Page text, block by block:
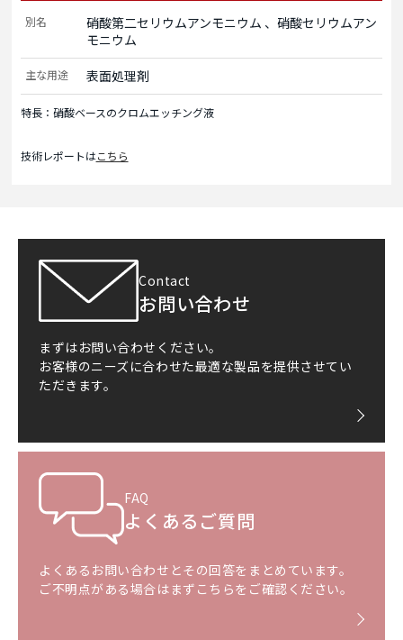
別名 硝酸第二セリウムアンモニウム
硝酸セリウムアン
モニウム
主な用途 表面処理剤
特長：硝酸ベースのクロムエッチング液
技術レポートはこちら
Contact
お問い合わせ
まずはお問い合わせください。
お客様のニーズに合わせた最適な製品を提供させてい
ただきます。
FAQ
よくあるご質問
よくあるお問い合わせとその回答をまとめています。
ご不明点がある場合はまずこちらをご確認ください。